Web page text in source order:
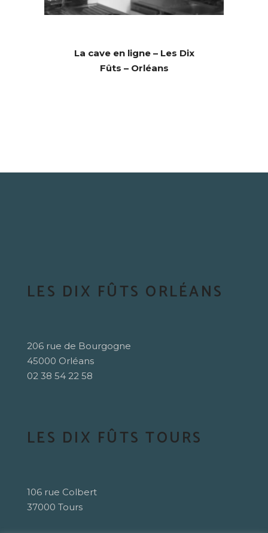
La cave en ligne – Les Dix
Fûts – Orléans
LES DIX FÛTS ORLÉANS
206 rue de Bourgogne
45000 Orléans
02 38 54 22 58
LES DIX FÛTS TOURS
106 rue Colbert
37000 Tours